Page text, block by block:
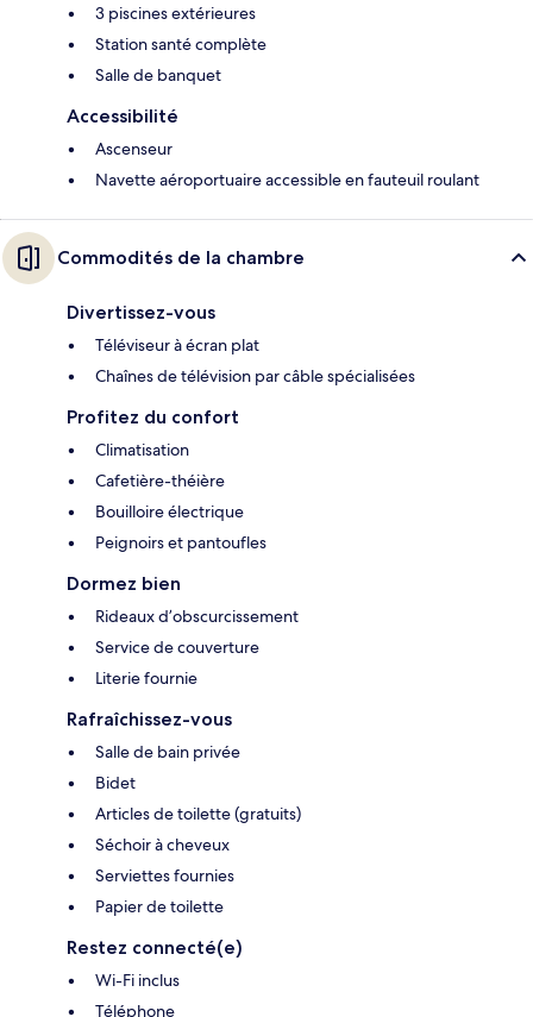
3 piscines extérieures
Station santé complète
Salle de banquet
Accessibilité
Ascenseur
Navette aéroportuaire accessible en fauteuil roulant
Commodités de la chambre
Divertissez-vous
Téléviseur à écran plat
Chaînes de télévision par câble spécialisées
Profitez du confort
Climatisation
Cafetière-théière
Bouilloire électrique
Peignoirs et pantoufles
Dormez bien
Rideaux d’obscurcissement
Service de couverture
Literie fournie
Rafraîchissez-vous
Salle de bain privée
Bidet
Articles de toilette (gratuits)
Séchoir à cheveux
Serviettes fournies
Papier de toilette
Restez connecté(e)
Wi-Fi inclus
Téléphone